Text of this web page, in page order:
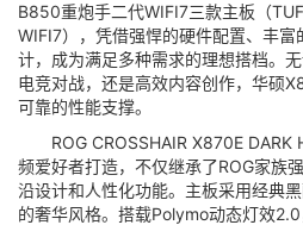
B850重炮手二代WIFI7三款主板（
WIFI7），凭借强悍的硬件配置、丰
计，成为满足多种需求的理想搭档。
电竞对战，还是高效内容创作，华硕
可靠的性能支撑。
ROG CROSSHAIR X870E DARK
频爱好者打造，不仅继承了ROG家族
沿设计和人性化功能。主板采用经典
的奢华风格。搭载Polymo动态灯效